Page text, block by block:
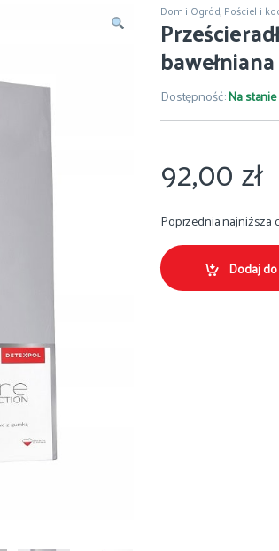
Dom i Ogród,Pościel i
Dostępność:Na stanie
92,00zł
Poprzednia najniższa
Dodaj